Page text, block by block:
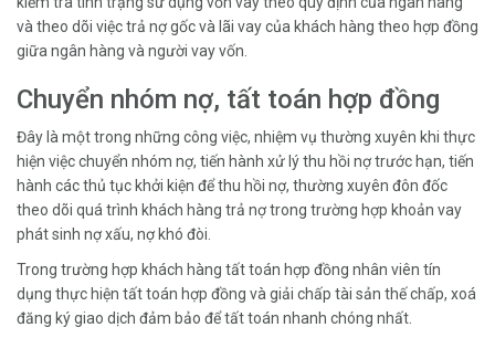
và theo dõi việc trả nợ gốc và lãi vay của khách hàng theo hợp đồng
giữa ngân hàng và người vay vốn.
Chuyển nhóm nợ, tất toán hợp đồng
Đây là một trong những công việc, nhiệm vụ thường xuyên khi thực
hiện việc chuyển nhóm nợ, tiến hành xử lý thu hồi nợ trước hạn, tiến
hành các thủ tục khởi kiện để thu hồi nợ, thường xuyên đôn đốc
theo dõi quá trình khách hàng trả nợ trong trường hợp khoản vay
phát sinh nợ xấu, nợ khó đòi.
Trong trường hợp khách hàng tất toán hợp đồng nhân viên tín
dụng thực hiện tất toán hợp đồng và giải chấp tài sản thế chấp, xoá
đăng ký giao dịch đảm bảo để tất toán nhanh chóng nhất.